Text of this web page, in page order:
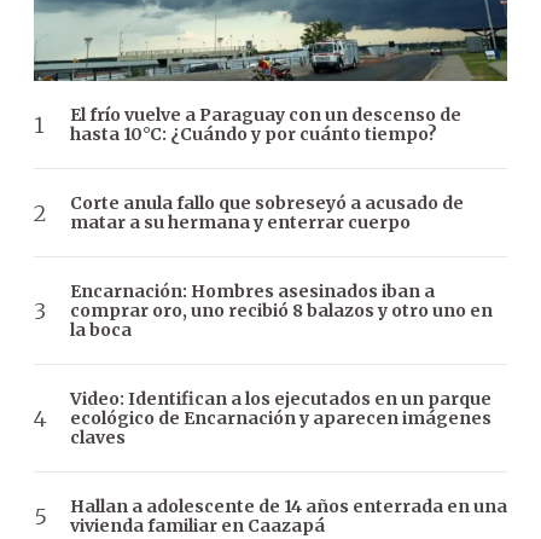
El frío vuelve a Paraguay con un descenso de
hasta 10°C: ¿Cuándo y por cuánto tiempo?
Corte anula fallo que sobreseyó a acusado de
matar a su hermana y enterrar cuerpo
Encarnación: Hombres asesinados iban a
comprar oro, uno recibió 8 balazos y otro uno en
la boca
Video: Identifican a los ejecutados en un parque
ecológico de Encarnación y aparecen imágenes
claves
Hallan a adolescente de 14 años enterrada en una
vivienda familiar en Caazapá